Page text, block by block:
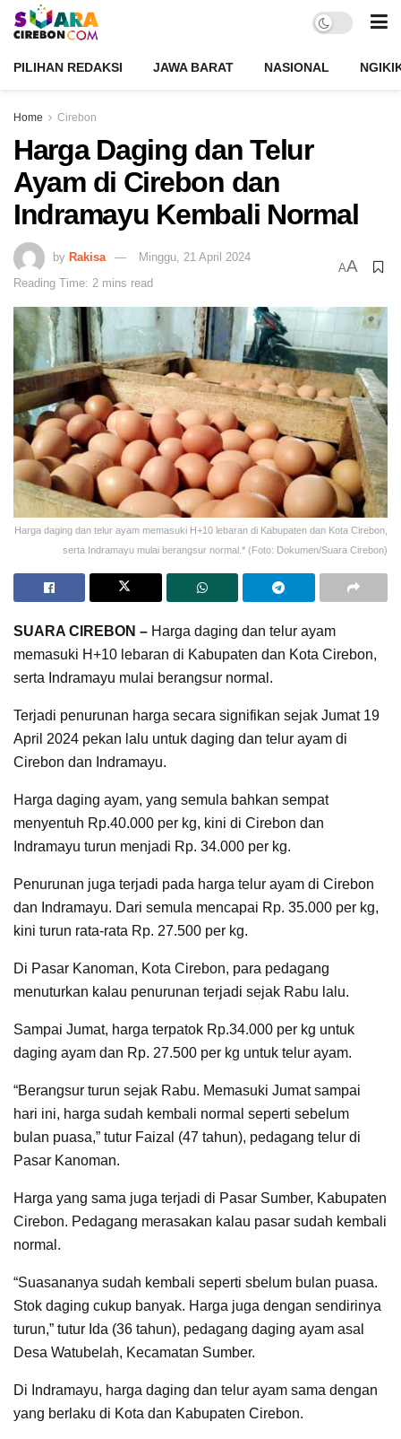
PILIHAN REDAKSI JAWA BARAT NASIONAL
Home Cirebon
Harga Daging dan Telur
Ayam di Cirebon dan
Indramayu Kembali Normal
by Rakisa
Minggu, 21 April 2024
Reading Time: 2 mins read
AA
Harga daging dan telur ayam memasuki H+10 lebaran di Kabupaten dan Kota Cirebon,
serta Indramayu mulai berangsur normal.* (Foto: Dokumen/Suara Cirebon)
SUARA CIREBON – Harga daging dan telur ayam
memasuki H+10 lebaran di Kabupaten dan Kota Cirebon,
serta Indramayu mulai berangsur normal.
Terjadi penurunan harga secara signifikan sejak Jumat 19
April 2024 pekan lalu untuk daging dan telur ayam di
Cirebon dan Indramayu.
Harga daging ayam, yang semula bahkan sempat
menyentuh Rp.40.000 per kg, kini di Cirebon dan
Indramayu turun menjadi Rp. 34.000 per kg.
Penurunan juga terjadi pada harga telur ayam di Cirebon
dan Indramayu. Dari semula mencapai Rp. 35.000 per kg,
kini turun rata-rata Rp. 27.500 per kg.
Di Pasar Kanoman, Kota Cirebon, para pedagang
menuturkan kalau penurunan terjadi sejak Rabu lalu.
Sampai Jumat, harga terpatok Rp.34.000 per kg untuk
daging ayam dan Rp. 27.500 per kg untuk telur ayam.
“Berangsur turun sejak Rabu. Memasuki Jumat sampai
hari ini, harga sudah kembali normal seperti sebelum
bulan puasa,” tutur Faizal (47 tahun), pedagang telur di
Pasar Kanoman.
Harga yang sama juga terjadi di Pasar Sumber, Kabupaten
Cirebon. Pedagang merasakan kalau pasar sudah kembali
normal.
“Suasananya sudah kembali seperti sbelum bulan puasa.
Stok daging cukup banyak. Harga juga dengan sendirinya
turun,” tutur Ida (36 tahun), pedagang daging ayam asal
Desa Watubelah, Kecamatan Sumber.
Di Indramayu, harga daging dan telur ayam sama dengan
yang berlaku di Kota dan Kabupaten Cirebon.